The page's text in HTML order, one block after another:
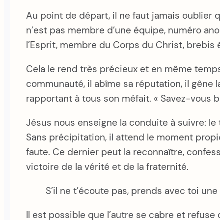
Au point de départ, il ne faut jamais oublier
n’est pas membre d’une équipe, numéro
l’Esprit, membre du Corps du Christ, brebis
Cela le rend très précieux et en même
communauté, il abîme sa réputation, il gêne
rapportant à tous son méfait. « Savez-vous
Jésus nous enseigne la conduite à suivre:
Sans précipitation, il attend le moment
faute. Ce dernier peut la reconnaître,
victoire de la vérité et de la fraternité.
S’il ne t’écoute pas, prends avec toi
Il est possible que l’autre se cabre et